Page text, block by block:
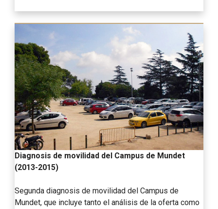
Diagnosis de movilidad del Campus de Mundet
(2013-2015)
Segunda diagnosis de movilidad del Campus de
Mundet, que incluye tanto el análisis de la oferta como